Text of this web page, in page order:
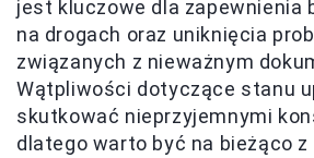
jest kluczowe dla zapewnienia
na drogach oraz uniknięcia
związanych z nieważnym
Wątpliwości dotyczące stanu
skutkować nieprzyjemnymi
dlatego warto być na bieżąco